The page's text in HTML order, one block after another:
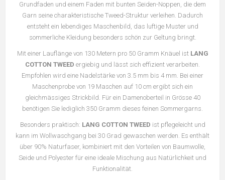
Grundfaden und einem Faden mit bunten Seiden-Noppen, die dem
Garn seine charakteristische Tweed-Struktur verleihen. Dadurch
entsteht ein lebendiges Maschenbild, das luftige Muster und
sommerliche Kleidung besonders schön zur Geltung bringt.
Mit einer Lauflänge von 130 Metern pro 50 Gramm Knäuel ist LANG
COTTON TWEED ergiebig und lässt sich effizient verarbeiten.
Empfohlen wird eine Nadelstärke von 3.5 mm bis 4 mm. Bei einer
Maschenprobe von 19 Maschen auf 10 cm ergibt sich ein
gleichmässiges Strickbild. Für ein Damenoberteil in Grösse 40
benötigen Sie lediglich 350 Gramm dieses feinen Sommergarns.
Besonders praktisch: LANG COTTON TWEED ist pflegeleicht und
kann im Wollwaschgang bei 30 Grad gewaschen werden. Es enthält
über 90% Naturfaser, kombiniert mit den Vorteilen von Baumwolle,
Seide und Polyester für eine ideale Mischung aus Natürlichkeit und
Funktionalität.